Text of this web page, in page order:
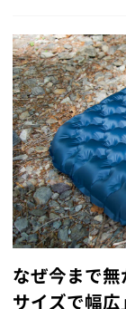
なぜ今まで
サイズで幅広